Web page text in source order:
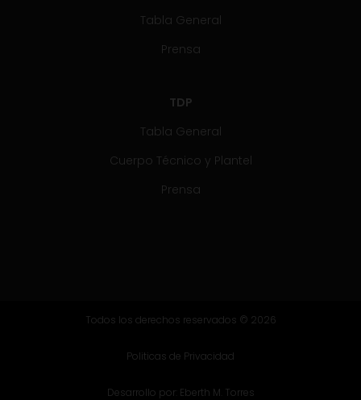
Tabla General
Prensa
TDP
Tabla General
Cuerpo Técnico y Plantel
Prensa
Todos los derechos reservados © 2026
Politicas de Privacidad
Desarrollo por: Eberth M. Torres